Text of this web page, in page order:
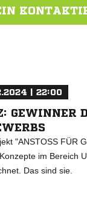
| 22:00
GEWINNER
"ANSTOSS FÜR
im Bereich
Das sind sie.